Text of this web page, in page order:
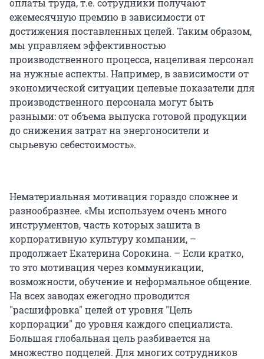
ежемесячную премию в зависимости от
достижения поставленных целей. Таким образом,
мы управляем эффективностью
производственного процесса, нацеливая персонал
на нужные аспекты. Например, в зависимости от
экономической ситуации целевые показатели для
производственного персонала могут быть
разными: от объема выпуска готовой продукции
до снижения затрат на энергоносители и
сырьевую себестоимость».
Нематериальная мотивация гораздо сложнее и
разнообразнее. «Мы используем очень много
инструментов, часть которых зашита в
корпоративную культуру компании, –
продолжает Екатерина Сорокина. – Если кратко,
то это мотивация через коммуникации,
возможности, обучение и неформальное общение.
На всех заводах ежегодно проводится
"расшифровка" целей от уровня "Цель
корпорации" до уровня каждого специалиста.
Большая глобальная цель разбивается на
множество подцелей. Для многих сотрудников